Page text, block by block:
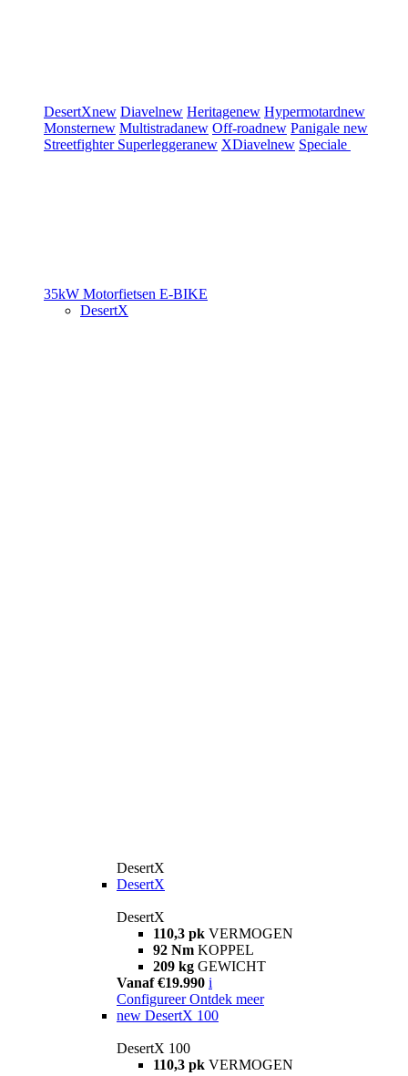
DesertXnew Diavelnew Heritagenew Hypermotardnew
Monsternew Multistradanew Off-roadnew Panigale new
Streetfighter Superleggeranew XDiavelnew Speciale
35kW Motorfietsen E-BIKE
DesertX
DesertX
DesertX
DesertX
110,3 pk VERMOGEN
92 Nm KOPPEL
209 kg GEWICHT
Vanaf €19.990 i
Configureer Ontdek meer
new DesertX 100
DesertX 100
110,3 pk VERMOGEN